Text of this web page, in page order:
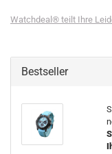
Watchdeal® teilt Ihre
Bestseller